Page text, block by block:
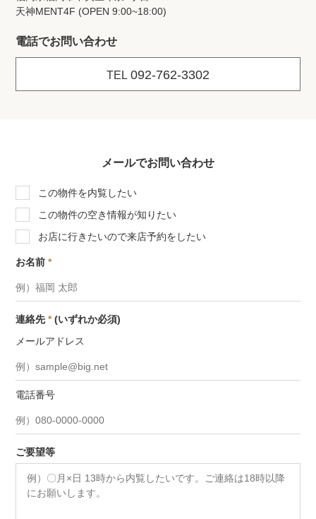
天神MENT4F (OPEN 9:00~18:00)
電話でお問い合わせ
TEL 092-762-3302
メールでお問い合わせ
この物件を内覧したい
この物件の空き情報が知りたい
お店に行きたいので来店予約をしたい
お名前*
連絡先* (いずれか必須)
メールアドレス
電話番号
ご要望等